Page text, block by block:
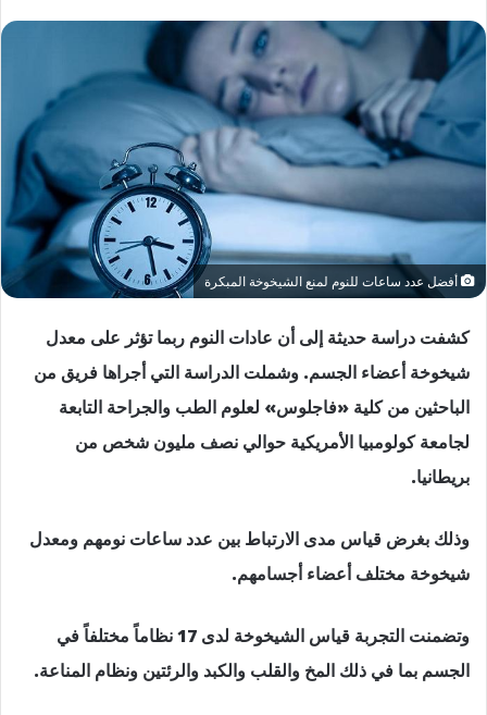
أفضل عدد ساعات للنوم لمنع الشيخوخة المبكرة
كشفت دراسة حديثة إلى أن عادات النوم ربما تؤثر على معدل
شيخوخة أعضاء الجسم. وشملت الدراسة التي أجراها فريق من
الباحثين من كلية «فاجلوس» لعلوم الطب والجراحة التابعة
لجامعة كولومبيا الأمريكية حوالي نصف مليون شخص من
بريطانيا.
وذلك بغرض قياس مدى الارتباط بين عدد ساعات نومهم ومعدل
شيخوخة مختلف أعضاء أجسامهم.
وتضمنت التجربة قياس الشيخوخة لدى 17 نظاماً مختلفاً في
الجسم بما في ذلك المخ والقلب والكبد والرئتين ونظام المناعة.